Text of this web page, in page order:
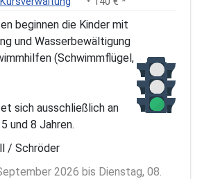
beginnen die Kinder mit
und Wasserbewältigung
(Schwimmflügel,
sich ausschließlich an
und 8 Jahren.
/ Schröder
2026 bis Dienstag, 08.